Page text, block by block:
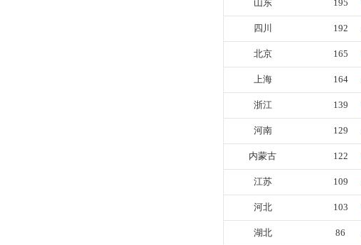
备，与市区相关领导就威海文登区氢
山东 195
四川 192
北京 165
上海 164
浙江 139
河南 129
内蒙古 122
江苏 109
河北 103
湖北 86